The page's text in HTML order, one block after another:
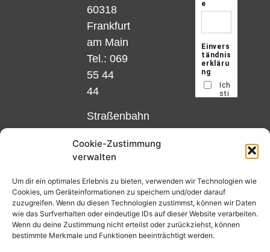
Cookie-Zustimmung
verwalten
Um dir ein optimales Erlebnis zu bieten, verwenden wir Technologien wie
Cookies, um Geräteinformationen zu speichern und/oder darauf
zuzugreifen. Wenn du diesen Technologien zustimmst, können wir Daten
wie das Surfverhalten oder eindeutige IDs auf dieser Website verarbeiten.
Wenn du deine Zustimmung nicht erteilst oder zurückziehst, können
bestimmte Merkmale und Funktionen beeinträchtigt werden.
60318
Frankfurt
am Main
Tel.: 069
55 44
44
Straßenbahn
und 12,
Matthias-
Beltz-
Platz
oder